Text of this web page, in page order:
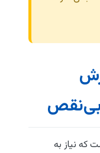
بی‌نقص
که نیاز به